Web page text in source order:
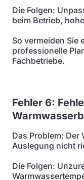
Die Folgen:
beim Betrieb,
So vermeiden Sie
professionelle
Fachbetriebe.
Fehler 6:
Das Problem: Der
Auslegung nicht
Die Folgen: